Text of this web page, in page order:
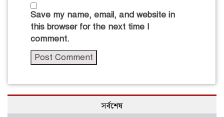
Save my name, email, and website in
this browser for the next time I
comment.
সর্বশেষ